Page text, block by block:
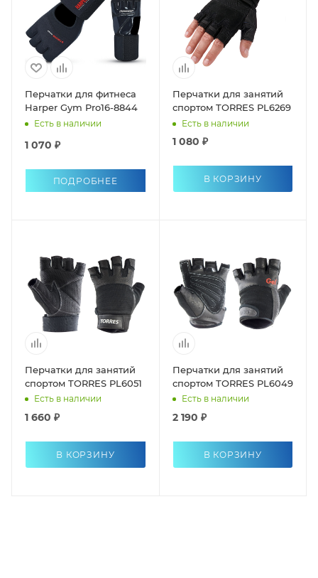
Перчатки для фитнеса
Harper Gym Pro16-8844
Есть в наличии
1 070 ₽
ПОДРОБНЕЕ
Перчатки для занятий
спортом TORRES PL6269
Есть в наличии
1 080 ₽
В КОРЗИНУ
Перчатки для занятий
спортом TORRES PL6051
Есть в наличии
1 660 ₽
В КОРЗИНУ
Перчатки для занятий
спортом TORRES PL6049
Есть в наличии
2 190 ₽
В КОРЗИНУ